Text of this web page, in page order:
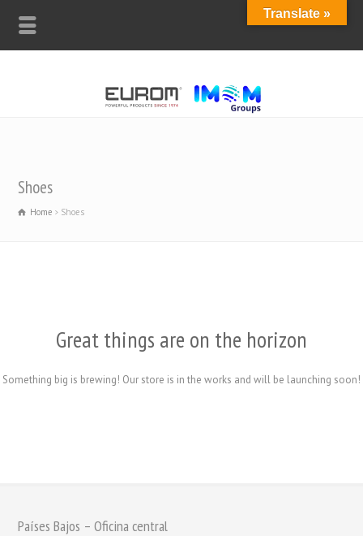
Shoes
Home Shoes
Great things are on the horizon
Something big is brewing! Our store is in the works and will be launching soon!
Países Bajos – Oficina central
Translate »